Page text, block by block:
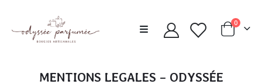
0
MENTIONS LEGALES – ODYSSÉE